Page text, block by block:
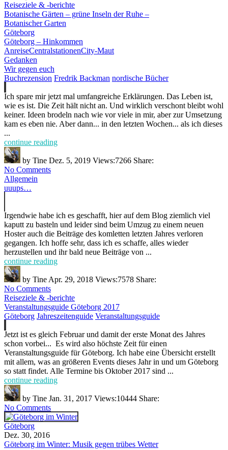
Reiseziele & -berichte
Botanische Gärten – grüne Inseln der Ruhe –
Botanischer Garten
Göteborg
Göteborg – Hinkommen
AnreiseCentralstationenCity-Maut
Gedanken
Wir gegen euch
Buchrezension Fredrik Backman nordische Bücher
Ich spare mir jetzt mal umfangreiche Erklärungen. Das Leben ist,
wie es ist. Die Zeit hält nicht an. Und wirklich verschont bleibt wohl
keiner. Ideen brodeln nach wie vor viele in mir, aber zur Umsetzung
kam es eben nie. Aber dann... in den letzten Wochen... als ich dieses
...
continue reading
by Tine Dez. 5, 2019 Views:7266 Share:
No Comments
Allgemein
uuups…
Irgendwie habe ich es geschafft, hier auf dem Blog ziemlich viel
kaputt zu basteln und leider sind beim Umzug zu einem neuen
Hoster auch die Beiträge des komletten letzten Jahres verloren
gegangen. Ich hoffe sehr, dass ich es schaffe, alles wieder
herzustellen und ihr bald neue Beiträge von ...
continue reading
by Tine Apr. 29, 2018 Views:7578 Share:
No Comments
Reiseziele & -berichte
Veranstaltungsguide Göteborg 2017
Göteborg Jahreszeitenguide Veranstaltungsguide
Jetzt ist es gleich Februar und damit der erste Monat des Jahres
schon vorbei... Es wird also höchste Zeit für einen
Veranstaltungsguide für Göteborg. Ich habe eine Übersicht erstellt
mit allem, was an größeren Events dieses Jahr in und um Göteborg
so statt findet. Alle Termine bis Oktober 2017 sind ...
continue reading
by Tine Jan. 31, 2017 Views:10444 Share:
No Comments
Göteborg
Dez. 30, 2016
Göteborg im Winter: Musik gegen trübes Wetter